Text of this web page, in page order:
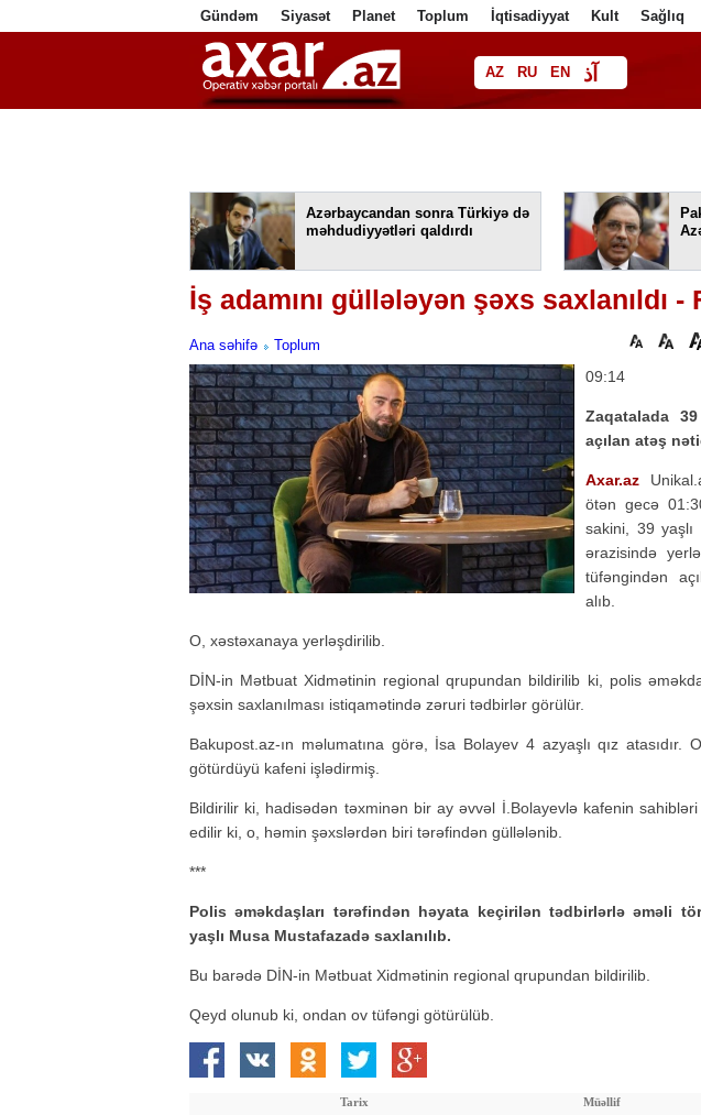
Gündəm Siyasət Planet Toplum İqtisadiyyat Kult Sağlıq
AZ RU EN آذ
فا
Azərbaycandan sonra Türkiyə də
məhdudiyyətləri qaldırdı
İş adamını güllələyən şəxs saxlanıldı -
Ana səhifə Toplum
09:14
Zaqatalada
açılan atəş
Axar.az
ötən gecə
sakini, 39 yaşlı
ərazisində
tüfəngindən
alıb.
O, xəstəxanaya yerləşdirilib.
DİN-in Mətbuat Xidmətinin regional qrupundan bildirilib ki, polis
şəxsin saxlanılması istiqamətində zəruri tədbirlər görülür.
Bakupost.az-ın məlumatına görə, İsa Bolayev 4 azyaşlı qız atasıdır.
götürdüyü kafeni işlədirmiş.
Bildirilir ki, hadisədən təxminən bir ay əvvəl İ.Bolayevlə kafenin
edilir ki, o, həmin şəxslərdən biri tərəfindən güllələnib.
***
Polis əməkdaşları tərəfindən həyata keçirilən tədbirlərlə əməli
yaşlı Musa Mustafazadə saxlanılıb.
Bu barədə DİN-in Mətbuat Xidmətinin regional qrupundan bildirilib.
Qeyd olunub ki, ondan ov tüfəngi götürülüb.
Tarix Müəllif